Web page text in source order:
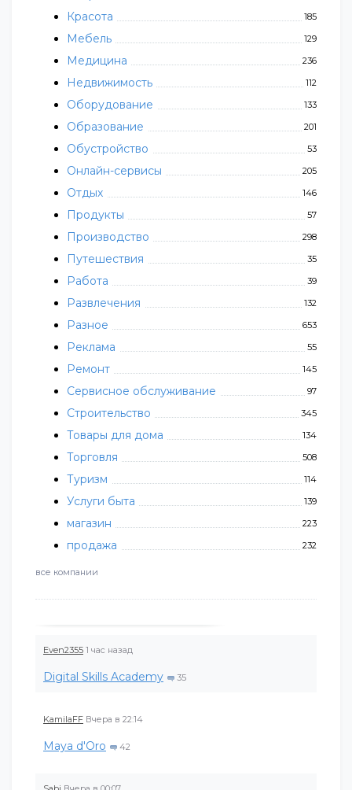
Красота
185
Мебель 129
Медицина 236
Недвижимость 112
Оборудование 133
Образование 201
Обустройство 53
Онлайн-сервисы 205
Отдых 146
Продукты 57
Производство 298
Путешествия 35
Работа 39
Развлечения 132
Разное 653
Реклама 55
Ремонт 145
Сервисное обслуживание 97
Строительство 345
Товары для дома 134
Торговля 508
Туризм 114
Услуги быта 139
магазин 223
продажа 232
все компании
Even2355 1 час назад
Digital Skills Academy 35
KamilaFF Вчера в 22:14
Maya d'Oro 42